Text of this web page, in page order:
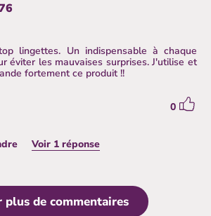
je regrette de ne pas
journée,
lingettes. Un indispensable à chaque
éviter les mauvaises surprises. J'utilise et
fortement ce produit !!
0
Belle Adresse
d'avoir partagé votre avis ! :)
Répondre
Voir 1 réponse
plus de commentaires